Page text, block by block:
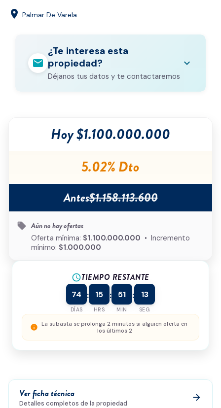
location_on Palmar De Varela
mail
¿Te interesa esta
propiedad?
Déjanos tus datos y te contactaremos
expand_more
Correo electrónico
¿Cómo podemos ayudarte?
política de privacidady el
tratamiento de
Enviar solicitud
Hoy $1.100.000.000
5.02% Dto
Antes$1.158.113.600
local_offer Aún no hay ofertas
Oferta mínima: $1.100.000.000 • Incremento
mínimo: $1.000.000
scheduleTIEMPO RESTANTE
74
DÍAS
: 15
HRS
: 51
MIN
: 13
SEG
info La subasta se prolonga 2 minutos si alguien oferta en
los últimos 2
Ver ficha técnica
Detalles completos de la propiedad
arrow_forward